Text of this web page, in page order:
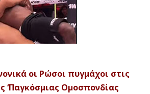
οι Ρώσοι πυγμάχοι στις
‘Παγκόσμιας Ομοσπονδίας